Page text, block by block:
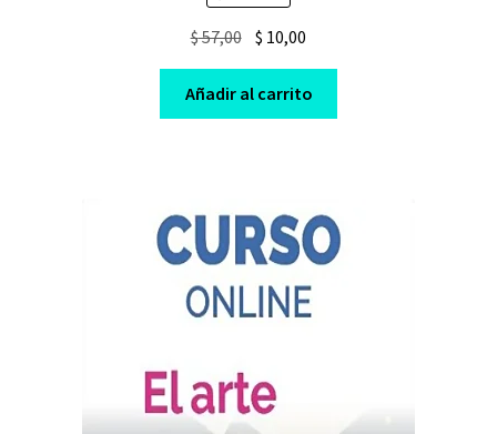
$57,00 Original
price
was:
$ 57,00.
$ 10,00
price
is:
$ 10,00.
Añadir al carrito